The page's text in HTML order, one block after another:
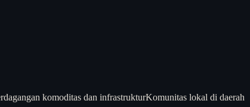
komoditas dan infrastrukturKomunitas lokal di daerah